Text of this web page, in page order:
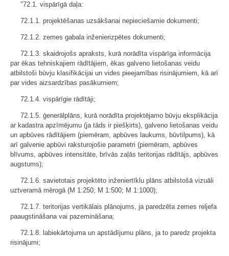
"72.1. vispārīgā daļa:
72.1.1. projektēšanas uzsākšanai nepieciešamie dokumenti;
72.1.2. zemes gabala inženierizpētes dokumenti;
72.1.3. skaidrojošs apraksts, kurā norādīta vispārīga informācija
par ēkas tehniskajiem rādītājiem, ēkas galveno lietošanas veidu
atbilstoši būvju klasifikācijai un vides pieejamības risinājumiem, kā arī
par vides aizsardzības pasākumiem;
72.1.4. vispārīgie rādītāji;
72.1.5. ģenerālplāns, kurā norādīta projektējamo būvju eksplikācija
ar kadastra apzīmējumu (ja tāds ir piešķirts), galveno lietošanas veidu
un apbūves rādītājiem (piemēram, apbūves laukums, būvtilpums), kā
arī galvenie apbūvi raksturojošie parametri (piemēram, apbūves
blīvums, apbūves intensitāte, brīvās zaļās teritorijas rādītājs, apbūves
augstums);
72.1.6. savietotais projektēto inženiertīklu plāns atbilstošā vizuāli
uztveramā mērogā (M 1:250; M 1:500; M 1:1000);
72.1.7. teritorijas vertikālais plānojums, ja paredzēta zemes reljefa
paaugstināšana vai pazemināšana;
72.1.8. labiekārtojuma un apstādījumu plāns, ja to paredz projekta
risinājumi;